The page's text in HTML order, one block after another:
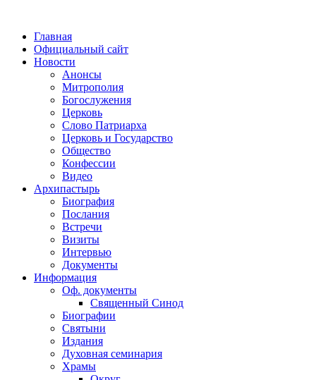
Главная
Официальный сайт
Новости
Анонсы
Митрополия
Богослужения
Церковь
Слово Патриарха
Церковь и Государство
Общество
Конфессии
Видео
Архипастырь
Биография
Послания
Встречи
Визиты
Интервью
Документы
Информация
Оф. документы
Священный Синод
Биографии
Святыни
Издания
Духовная семинария
Храмы